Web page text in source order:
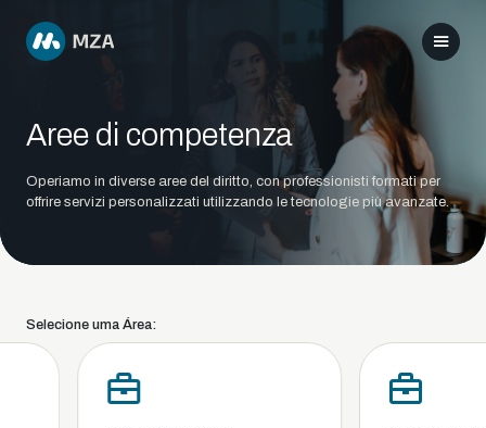
Aree di competenza
Operiamo in diverse aree del diritto, con professionisti formati per
offrire servizi personalizzati utilizzando le tecnologie più avanzate.
Selecione uma Área: